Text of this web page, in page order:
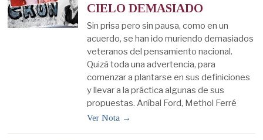
CIELO DEMASIADO
Sin prisa pero sin pausa, como en un
acuerdo, se han ido muriendo demasiados
veteranos del pensamiento nacional.
Quizá toda una advertencia, para
comenzar a plantarse en sus definiciones
y llevar a la práctica algunas de sus
propuestas. Aníbal Ford, Methol Ferré
Ver Nota →